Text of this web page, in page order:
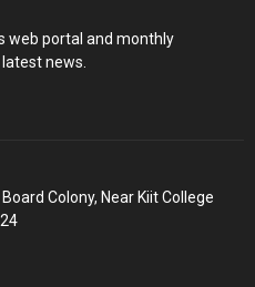
web portal and monthly
news.
Colony, Near Kiit College